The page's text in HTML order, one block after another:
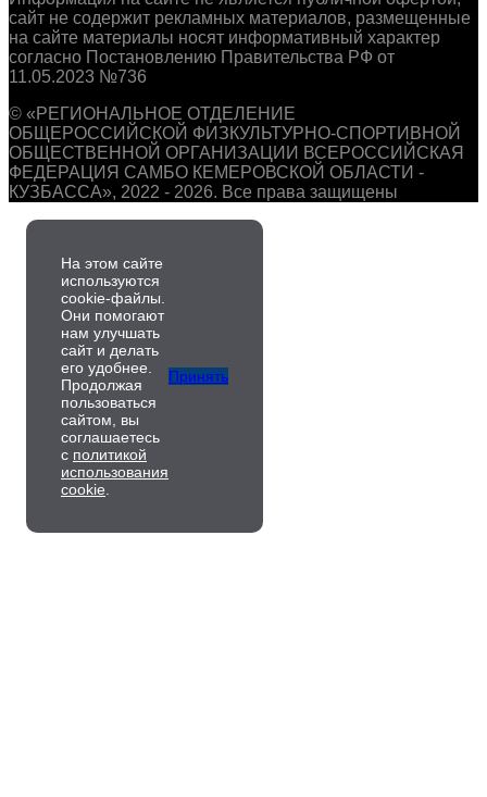
сайт не содержит рекламных материалов, размещенные
на сайте материалы носят информативный характер
согласно Постановлению Правительства РФ от
11.05.2023 №736
© «РЕГИОНАЛЬНОЕ ОТДЕЛЕНИЕ
ОБЩЕРОССИЙСКОЙ ФИЗКУЛЬТУРНО-СПОРТИВНОЙ
ОБЩЕСТВЕННОЙ ОРГАНИЗАЦИИ ВСЕРОССИЙСКАЯ
ФЕДЕРАЦИЯ САМБО КЕМЕРОВСКОЙ ОБЛАСТИ -
КУЗБАССА», 2022 - 2026. Все права защищены
На этом сайте
используются
cookie-файлы.
Они помогают
нам улучшать
сайт и делать
его удобнее.
Продолжая
пользоваться
сайтом, вы
соглашаетесь
с политикой
использования
cookie
Принять